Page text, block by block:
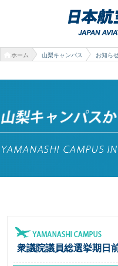
ホーム 山梨キャンパス お知ら
衆議院議員総選挙期日